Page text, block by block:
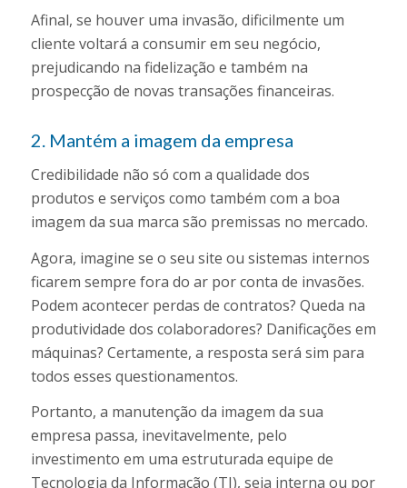
Afinal, se houver uma invasão, dificilmente um
cliente voltará a consumir em seu negócio,
prejudicando na fidelização e também na
prospecção de novas transações financeiras.
2. Mantém a imagem da empresa
Credibilidade não só com a qualidade dos
produtos e serviços como também com a boa
imagem da sua marca são premissas no mercado.
Agora, imagine se o seu site ou sistemas internos
ficarem sempre fora do ar por conta de invasões.
Podem acontecer perdas de contratos? Queda na
produtividade dos colaboradores? Danificações em
máquinas? Certamente, a resposta será sim para
todos esses questionamentos.
Portanto, a manutenção da imagem da sua
empresa passa, inevitavelmente, pelo
investimento em uma estruturada equipe de
Tecnologia da Informação (TI), seja interna ou por